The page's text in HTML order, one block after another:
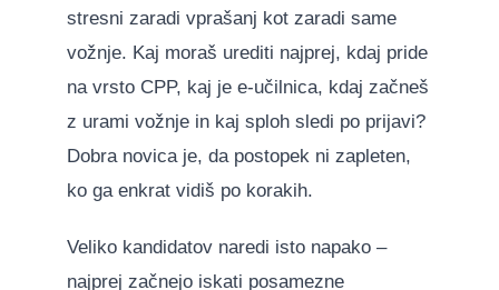
stresni zaradi vprašanj kot zaradi same
vožnje. Kaj moraš urediti najprej, kdaj pride
na vrsto CPP, kaj je e-učilnica, kdaj začneš
z urami vožnje in kaj sploh sledi po prijavi?
Dobra novica je, da postopek ni zapleten,
ko ga enkrat vidiš po korakih.
Veliko kandidatov naredi isto napako –
najprej začnejo iskati posamezne